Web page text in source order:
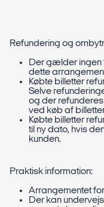
Refundering og
Der gælder ingen
dette
Købte billetter
Selve
og der
ved køb af
Købte billetter
til ny dato, hvis
kunden.
Praktisk information:
Arrangementet
Der kan